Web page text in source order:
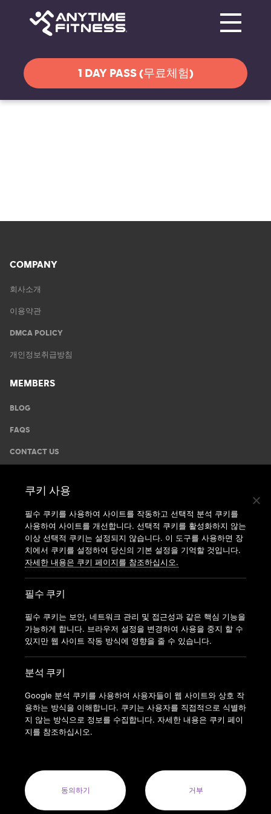
1 DAY PASS (무료체험)
COMPANY
회사소개
이용약관
DMCA POLICY
개인정보취급방침
MEMBERS
BLOG
FAQS
CONTACT US
지점찾기
가맹신청
COPYRIGHT © 2022 ANYTIMEFITNESSKOREA ALL RIGHTS
업자번호 : 164-88-01413
사업자명: 주식회사 모던휘트니스코리아(MODERN FITNESS KOREA
CO. LTD.) 대표자: 오혁진
쿠키 사용
필수 쿠키를 사용하여 사이트를 작동하고 선택적 분석 쿠키를
사용하여 사이트를 개선합니다. 선택적 쿠키를 활성화하지 않는
이상 선택적 쿠키는 설정되지 않습니다. 이 도구를 사용하면 장
치에서 쿠키를 설정하여 당신의 기본 설정을 기억할 것입니다.
자세한 내용은 쿠키 페이지를 참조하십시오.
필수 쿠키
필수 쿠키는 보안, 네트워크 관리 및 접근성과 같은 핵심 기능을
가능하게 합니다. 브라우저 설정을 변경하여 사용을 중지 할 수
있지만 웹 사이트 작동 방식에 영향을 줄 수 있습니다.
분석 쿠키
Google 분석 쿠키를 사용하여 사용자들이 웹 사이트와 상호 작
용하는 방식을 이해합니다. 쿠키는 사용자를 직접적으로 식별하
지 않는 방식으로 정보를 수집합니다. 자세한 내용은 쿠키 페이
지를 참조하십시오.
동의하기 거부